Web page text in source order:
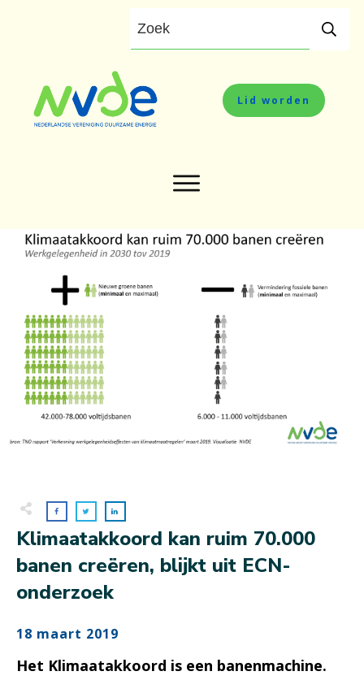
Lid worden
Klimaatakkoord kan ruim 70.000
banen creëren, blijkt uit ECN-
onderzoek
18 maart 2019
Het Klimaatakkoord is een banenmachine.